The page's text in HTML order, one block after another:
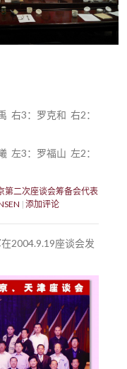
右3：罗克和 右2：
左3：罗福山 左2：
第二次座谈会筹备会代表
添加评论
2004.9.19座谈会发